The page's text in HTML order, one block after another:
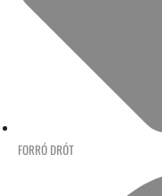
FORRÓ DRÓT